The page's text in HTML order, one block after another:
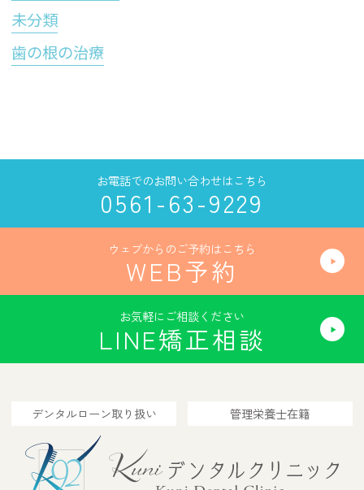
未分類
歯の根の治療
お電話でのお問い合わせはこちら
0561-63-9229
ウェブからのご予約はこちら
WEB予約
お気軽にご相談ください
LINE矯正相談
デンタルローン取り扱い 管理栄養士在籍